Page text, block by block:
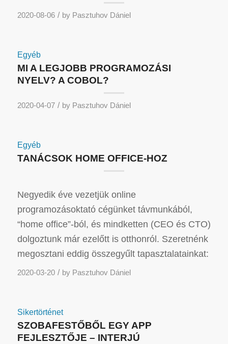
2020-08-06 / by Pasztuhov Dániel
Egyéb
MI A LEGJOBB PROGRAMOZÁSI
NYELV? A COBOL?
2020-04-07 / by Pasztuhov Dániel
Egyéb
TANÁCSOK HOME OFFICE-HOZ
Negyedik éve vezetjük online
programozásoktató cégünket távmunkából,
“home office”-ból, és mindketten (CEO és CTO)
dolgoztunk már ezelőtt is otthonról. Szeretnénk
megosztani eddig összegyűlt tapasztalatainkat:
2020-03-20 / by Pasztuhov Dániel
Sikertörténet
SZOBAFESTŐBŐL EGY APP
FEJLESZTŐJE – INTERJÚ